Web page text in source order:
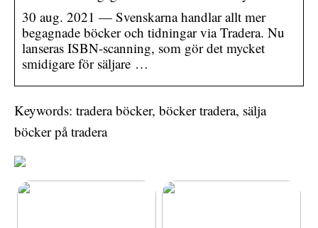
30 aug. 2021 — Svenskarna handlar allt mer
begagnade böcker och tidningar via Tradera. Nu
lanseras ISBN-scanning, som gör det mycket
smidigare för säljare …
Keywords: tradera böcker, böcker tradera, sälja
böcker på tradera